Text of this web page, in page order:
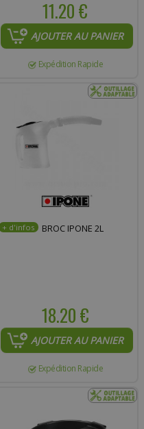
11.20 €
AJOUTER AU PANIER
Expédition Rapide
BROC IPONE 2L
18.20 €
AJOUTER AU PANIER
Expédition Rapide